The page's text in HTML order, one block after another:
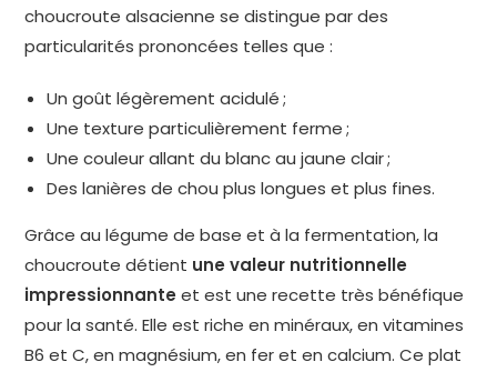
choucroute alsacienne se distingue par des
particularités prononcées telles que :
Un goût légèrement acidulé ;
Une texture particulièrement ferme ;
Une couleur allant du blanc au jaune clair ;
Des lanières de chou plus longues et plus fines.
Grâce au légume de base et à la fermentation, la
choucroute détient une valeur nutritionnelle
impressionnante et est une recette très bénéfique
pour la santé. Elle est riche en minéraux, en vitamines
B6 et C, en magnésium, en fer et en calcium. Ce plat